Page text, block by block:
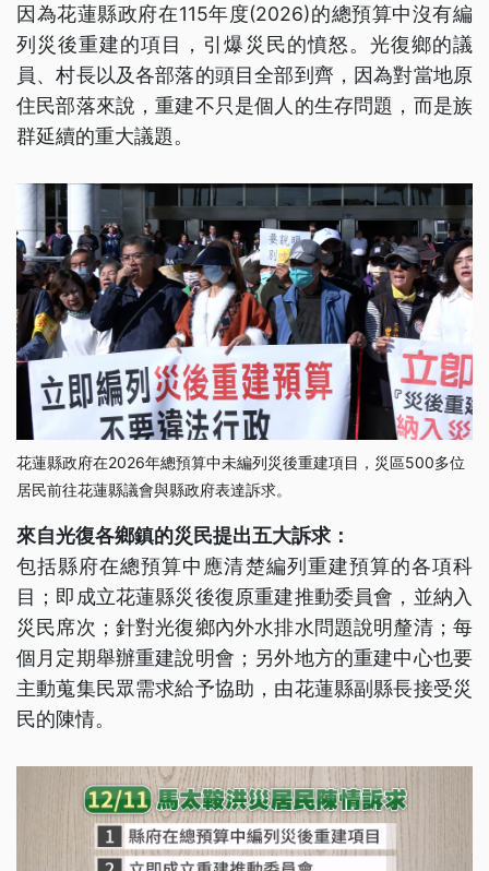
因為花蓮縣政府在115年度(2026)的總預算中沒有編
列災後重建的項目，引爆災民的憤怒。光復鄉的議
員、村長以及各部落的頭目全部到齊，因為對當地原
住民部落來說，重建不只是個人的生存問題，而是族
群延續的重大議題。
花蓮縣政府在2026年總預算中未編列災後重建項目，災區500多位
居民前往花蓮縣議會與縣政府表達訴求。
來自光復各鄉鎮的災民提出五大訴求：
包括縣府在總預算中應清楚編列重建預算的各項科
目；即成立花蓮縣災後復原重建推動委員會，並納入
災民席次；針對光復鄉內外水排水問題說明釐清；每
個月定期舉辦重建說明會；另外地方的重建中心也要
主動蒐集民眾需求給予協助，由花蓮縣副縣長接受災
民的陳情。